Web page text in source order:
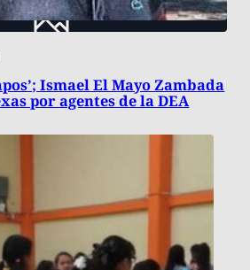
Ismael El Mayo Zambada
por agentes de la DEA